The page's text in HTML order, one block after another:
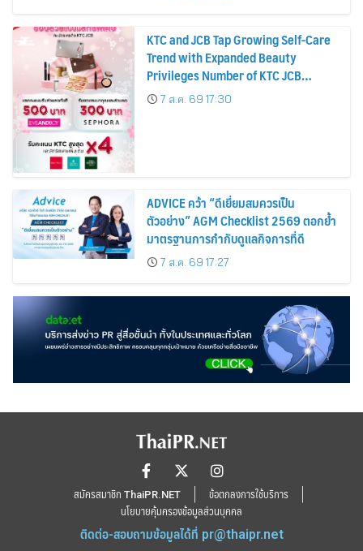
KTC and JCB Tap Growing Self-Care
Trend with Expanded Beauty
Privileges Number of KTC JCB
Cardmembers Spending on
Cosmetics Rises 26%
7 ส.ค. 69 17:30
ADVICE คว้า “ดีเยี่ยมสมควรเป็น
ตัวอย่าง” AGM Checklist 2569 ตอกย้ำ
มาตรฐานการกำกับดูแลกิจการที่ดี
7 ส.ค. 69 17:27
สมัครสมาชิก ThaiPR.NET
ข้อตกลงการใช้บริการ
นโยบายคุ้มครองข้อมูลส่วนบุคคล
ติดต่อ-สอบถามข้อมูลได้ที่ pr@thaipr.net